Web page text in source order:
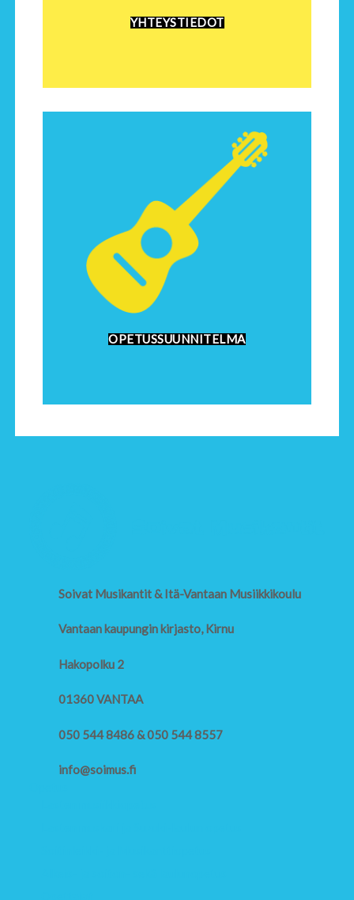
YHTEYSTIEDOT
OPETUSSUUNNITELMA
Soivat Musikantit & Itä-Vantaan Musiikkikoulu
Vantaan kaupungin kirjasto, Kirnu
Hakopolku 2
01360 VANTAA
050 544 8486 & 050 544 8557
info@soimus.fi